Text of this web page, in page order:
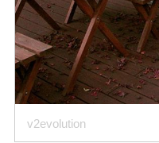
v2evolution